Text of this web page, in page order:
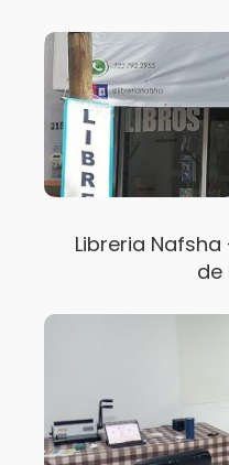
Libreria
de